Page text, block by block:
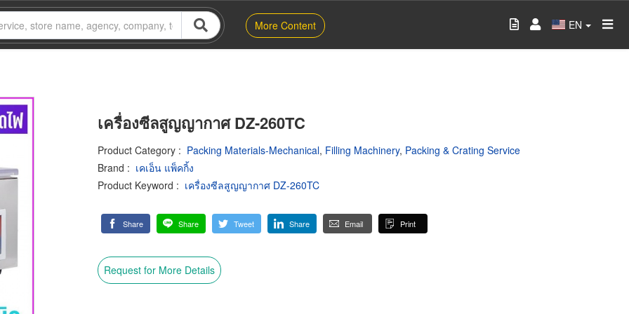
More Content EN
เครื่องซีลสูญญากาศ DZ-260TC
Product Category : Packing Materials-Mechanical, Filling Machinery, Packing & Crating Service
Brand : เคเอ็น แพ็คกิ้ง
Product Keyword : เครื่องซีลสูญญากาศ DZ-260TC
Share Share Tweet Share Email Print
Request for More Details